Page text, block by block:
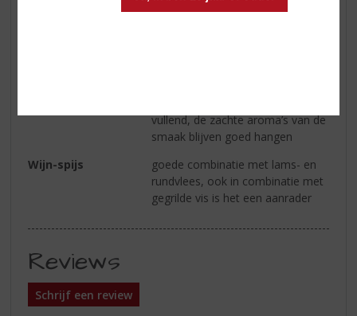
zwarte bessen
vullend, de zachte aroma’s van de
smaak blijven goed hangen
Wijn-spijs
goede combinatie met lams- en
rundvlees, ook in combinatie met
gegrilde vis is het een aanrader
Reviews
Schrijf een review